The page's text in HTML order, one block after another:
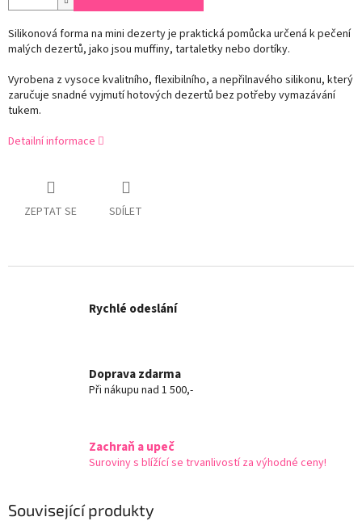
Silikonová forma na mini dezerty je praktická pomůcka určená k pečení
malých dezertů, jako jsou muffiny, tartaletky nebo dortíky.
Vyrobena z vysoce kvalitního, flexibilního, a nepřilnavého silikonu, který
zaručuje snadné vyjmutí hotových dezertů bez potřeby vymazávání
tukem.
Detailní informace
ZEPTAT SE SDÍLET
Rychlé odeslání
Doprava zdarma
Při nákupu nad 1 500,-
Zachraň a upeč
Suroviny s blížící se trvanlivostí za výhodné ceny!
Související produkty